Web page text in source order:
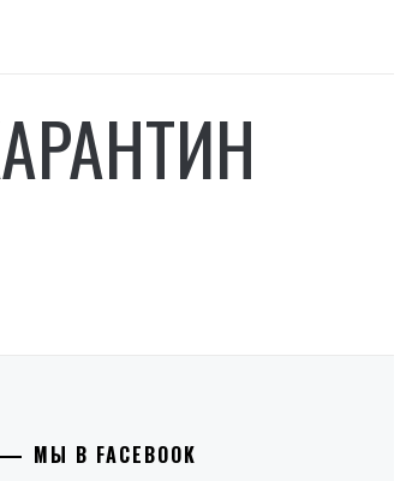
МЫ В FACEBOOK